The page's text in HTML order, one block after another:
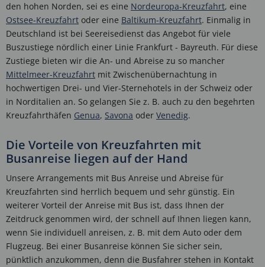
den hohen Norden, sei es eine Nordeuropa-Kreuzfahrt, eine
Ostsee-Kreuzfahrt oder eine Baltikum-Kreuzfahrt. Einmalig in
Deutschland ist bei Seereisedienst das Angebot für viele
Buszustiege nördlich einer Linie Frankfurt - Bayreuth. Für diese
Zustiege bieten wir die An- und Abreise zu so mancher
Mittelmeer-Kreuzfahrt mit Zwischenübernachtung in
hochwertigen Drei- und Vier-Sternehotels in der Schweiz oder
in Norditalien an. So gelangen Sie z. B. auch zu den begehrten
Kreuzfahrthäfen Genua, Savona oder Venedig.
Die Vorteile von Kreuzfahrten mit
Busanreise liegen auf der Hand
Unsere Arrangements mit Bus Anreise und Abreise für
Kreuzfahrten sind herrlich bequem und sehr günstig. Ein
weiterer Vorteil der Anreise mit Bus ist, dass Ihnen der
Zeitdruck genommen wird, der schnell auf Ihnen liegen kann,
wenn Sie individuell anreisen, z. B. mit dem Auto oder dem
Flugzeug. Bei einer Busanreise können Sie sicher sein,
pünktlich anzukommen, denn die Busfahrer stehen in Kontakt